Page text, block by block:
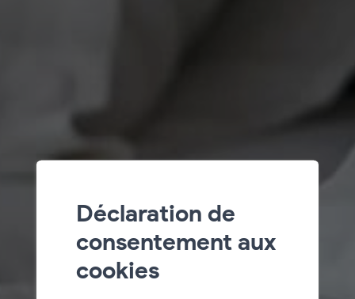
Déclaration de
consentement aux
cookies